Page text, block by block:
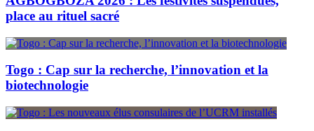
place au rituel sacré
Togo : Cap sur la recherche, l’innovation et la
biotechnologie